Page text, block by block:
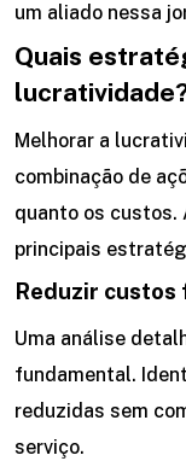
um aliado nessa
Quais
Melhorar a
combinação de
quanto os custos.
principais
Reduzir custos
Uma análise
fundamental.
reduzidas sem
serviço.